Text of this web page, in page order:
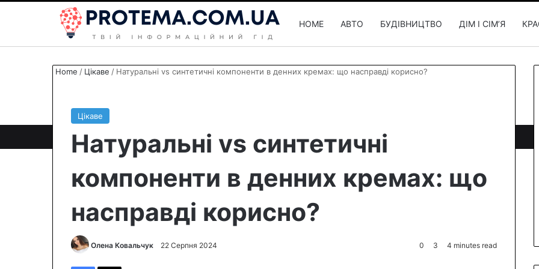
HOME АВТО БУДІВНИЦТВО ДІМ І СІМʼЯ
Home / Цікаве / Натуральні vs синтетичні компоненти в денних кремах: що насправді корисно?
Цікаве
Натуральні vs синтетичні
компоненти в денних кремах: що
насправді корисно?
Олена Ковальчук 22 Серпня 2024 0 3 4 minutes read
Facebook